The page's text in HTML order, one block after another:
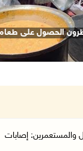
المغير شمال شرق رام
مسجدا في بلدة إذنا
شمال رام الله
مواجهات مع
الحصول على
والمستعمرين: إصابات